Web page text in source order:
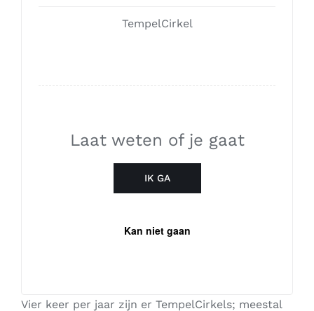
TempelCirkel
Laat weten of je gaat
IK GA
Kan niet gaan
Vier keer per jaar zijn er TempelCirkels; meestal